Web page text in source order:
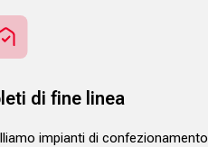
di fine linea
impianti di confezionamento